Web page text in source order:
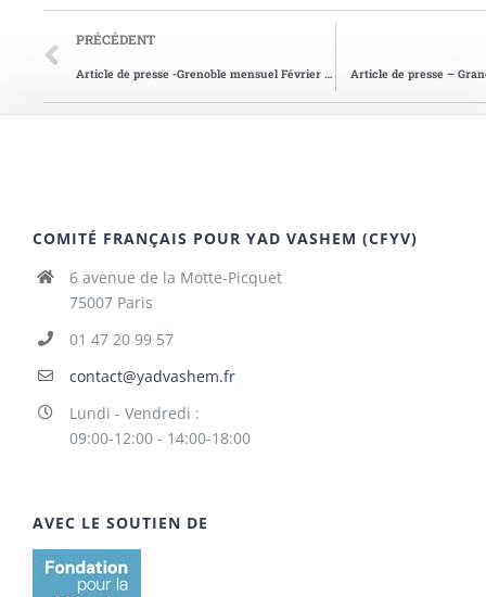
PRÉCÉDENT
Article de presse -Grenoble mensuel Février 1994 Article de presse –
COMITÉ FRANÇAIS POUR YAD VASHEM (CFYV)
6 avenue de la Motte-Picquet
75007 Paris
01 47 20 99 57
contact@yadvashem.fr
Lundi - Vendredi :
09:00-12:00 - 14:00-18:00
AVEC LE SOUTIEN DE